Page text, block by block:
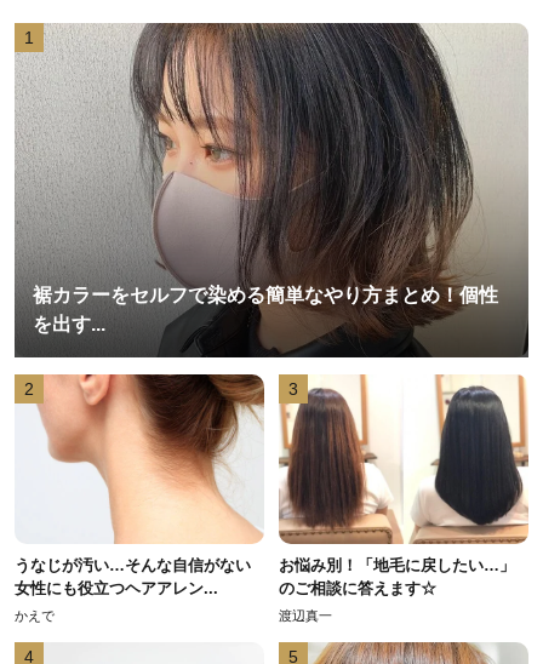
1
裾カラーをセルフで染める簡単なやり方まとめ！個性
を出す...
2
うなじが汚い…そんな自信がない
女性にも役立つヘアアレン...
かえで
3
お悩み別！「地毛に戻したい…」
のご相談に答えます☆
渡辺真一
4 5